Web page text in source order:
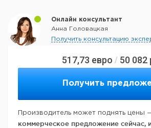
517,73 евро / 50 082
Получить
Производитель может поднять цены
коммерческое предложение сейчас,
Онлайн консультант
Анна Головацкая
Получить консультацию